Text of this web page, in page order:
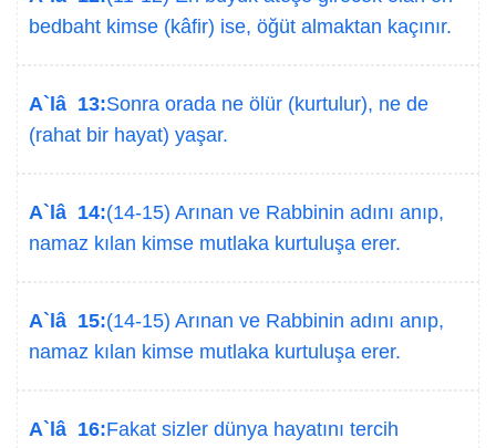
bedbaht kimse (kâfir) ise, öğüt almaktan kaçınır.
A`lâ 13:Sonra orada ne ölür (kurtulur), ne de
(rahat bir hayat) yaşar.
A`lâ 14:(14-15) Arınan ve Rabbinin adını anıp,
namaz kılan kimse mutlaka kurtuluşa erer.
A`lâ 15:(14-15) Arınan ve Rabbinin adını anıp,
namaz kılan kimse mutlaka kurtuluşa erer.
A`lâ 16:Fakat sizler dünya hayatını tercih